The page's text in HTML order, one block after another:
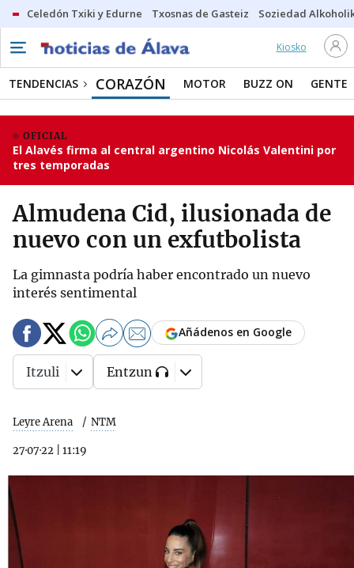
Celedón Txiki y Edurne Txosnas de Gasteiz Soziedad
Kiosko
TENDENCIAS CORAZÓN MOTOR BUZZ ON GENTE
OFICIAL
El Alavés firma al central argentino Nicolás Valentini por
tres temporadas
Almudena Cid, ilusionada de
nuevo con un exfutbolista
La gimnasta podría haber encontrado un nuevo
interés sentimental
Leyre Arena NTM
27·07·22 11:19
Añádenos en Google
Itzuli Entzun